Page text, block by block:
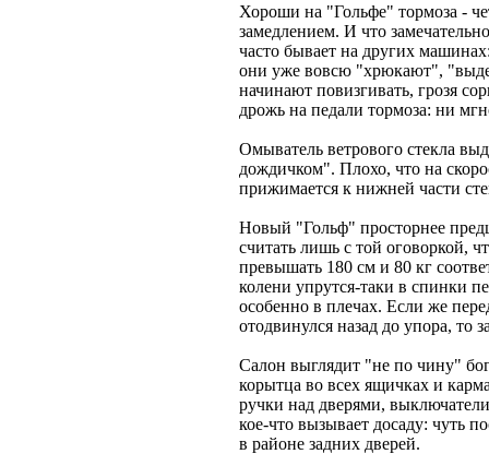
Хороши на "Гольфе" тормоза -
замедлением. И что
часто бывает на других
они уже вовсю "хрюкают",
начинают повизгивать, грозя
дрожь на педали тормоза: ни
Омыватель ветрового стекла
дождичком". Плохо, что на
прижимается к нижней части
Новый "Гольф" просторнее
считать лишь с той оговоркой,
превышать 180 см и 80 кг
колени упрутся-таки в спинки
особенно в плечах. Если же
отодвинулся назад до упора, то
Салон выглядит "не по чину"
корытца во всех ящичках и
ручки над дверями,
кое-что вызывает досаду: чуть
в районе задних дверей.